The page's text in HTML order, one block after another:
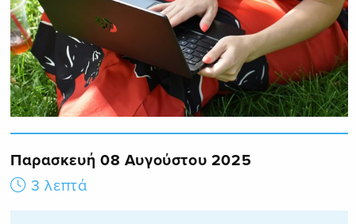
Παρασκευή 08 Αυγούστου 2025
3 λεπτά